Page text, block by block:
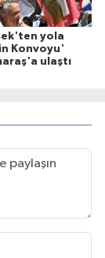
yola
Konvoyu'
ulaştı